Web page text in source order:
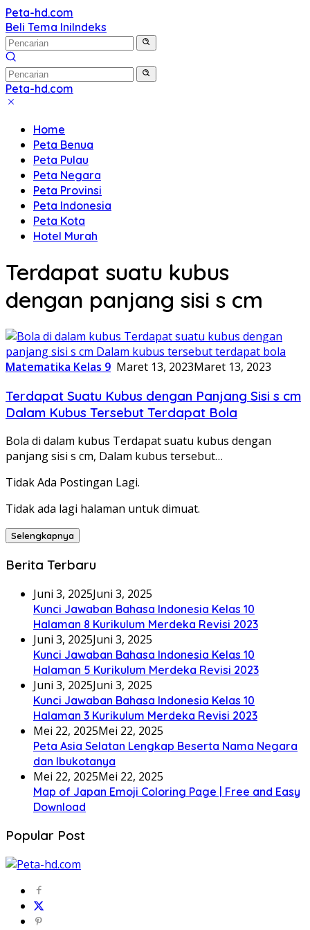
Langsung
ke
konten
Peta-hd.com
Kumpulan
Gambar
Peta
HD
Beli Tema IniIndeks
Peta-hd.com
Kumpulan
Peta
HD
Home
Peta Benua
Peta Pulau
Peta Negara
Peta Provinsi
Peta Indonesia
Peta Kota
Hotel Murah
Terdapat suatu kubus
dengan panjang sisi s cm
Matematika Kelas 9 Maret 13, 2023Maret 13, 2023
Terdapat Suatu Kubus dengan Panjang Sisi s cm
Dalam Kubus Tersebut Terdapat Bola
Bola di dalam kubus Terdapat suatu kubus dengan
panjang sisi s cm, Dalam kubus tersebut…
Tidak Ada Postingan Lagi.
Tidak ada lagi halaman untuk dimuat.
Selengkapnya
Berita Terbaru
Juni 3, 2025Juni 3, 2025
Kunci Jawaban Bahasa Indonesia Kelas 10
Halaman 8 Kurikulum Merdeka Revisi 2023
Juni 3, 2025Juni 3, 2025
Kunci Jawaban Bahasa Indonesia Kelas 10
Halaman 5 Kurikulum Merdeka Revisi 2023
Juni 3, 2025Juni 3, 2025
Kunci Jawaban Bahasa Indonesia Kelas 10
Halaman 3 Kurikulum Merdeka Revisi 2023
Mei 22, 2025Mei 22, 2025
Peta Asia Selatan Lengkap Beserta Nama Negara
dan Ibukotanya
Mei 22, 2025Mei 22, 2025
Map of Japan Emoji Coloring Page | Free and Easy
Download
Popular Post